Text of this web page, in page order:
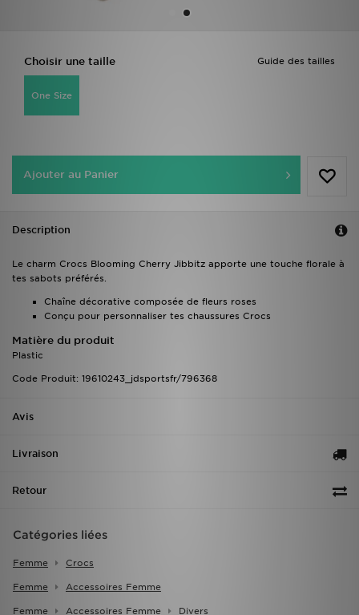
Guide des tailles
Choisir une taille
One Size
Ajouter au Panier
Description
Le charm Crocs Blooming Cherry Jibbitz apporte une touche florale à
tes sabots préférés.
Chaîne décorative composée de fleurs roses
Conçu pour personnaliser tes chaussures Crocs
Matière du produit
Plastic
Code Produit: 19610243_jdsportsfr/796368
Avis
Livraison
Retour
Catégories liées
Femme Crocs
Femme Accessoires Femme
Femme Accessoires Femme Divers